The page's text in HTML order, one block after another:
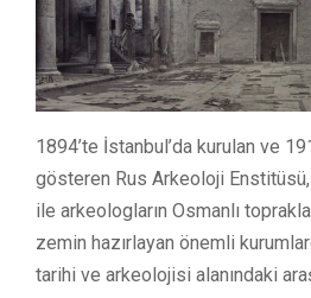
1894’te İstanbul’da kurulan ve
gösteren Rus Arkeoloji
ile arkeologların Osmanlı
zemin hazırlayan önemli
tarihi ve arkeolojisi alanındaki